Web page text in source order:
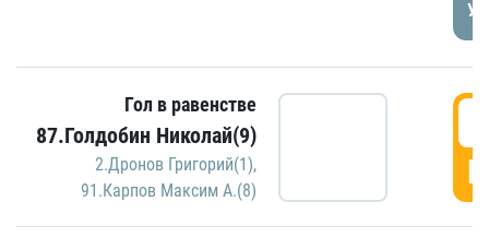
Гол в равенстве
87.Голдобин Николай(9)
2.Дронов Григорий(1),
91.Карпов Максим А.(8)